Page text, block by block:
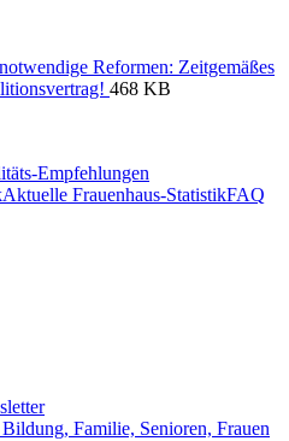
Reformen: Zeitgemäßes
468 KB
Empfehlungen
Aktuelle Frauenhaus-StatistikFAQ